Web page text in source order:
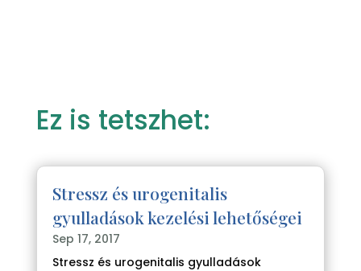
Ez is tetszhet:
Stressz és urogenitalis
gyulladások kezelési lehetőségei
Sep 17, 2017
Stressz és urogenitalis gyulladások